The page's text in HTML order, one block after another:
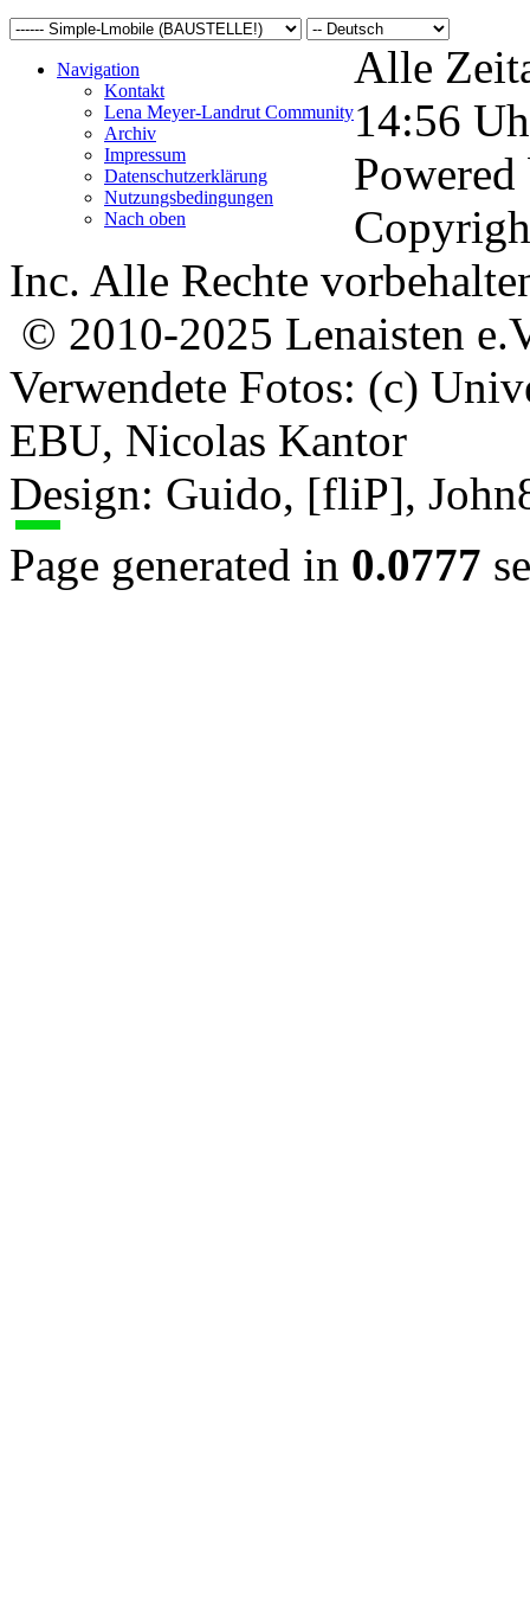
Navigation
Kontakt
Lena Meyer-Landrut Community
Archiv
Impressum
Datenschutzerklärung
Nutzungsbedingungen
Nach oben
Alle
14:56
Inc. Alle Rechte
© 2010-2025 Lenaisten
Verwendete Fotos: (c)
EBU, Nicolas Kantor
Design: Guido, [fliP],
Page generated in 0.0777